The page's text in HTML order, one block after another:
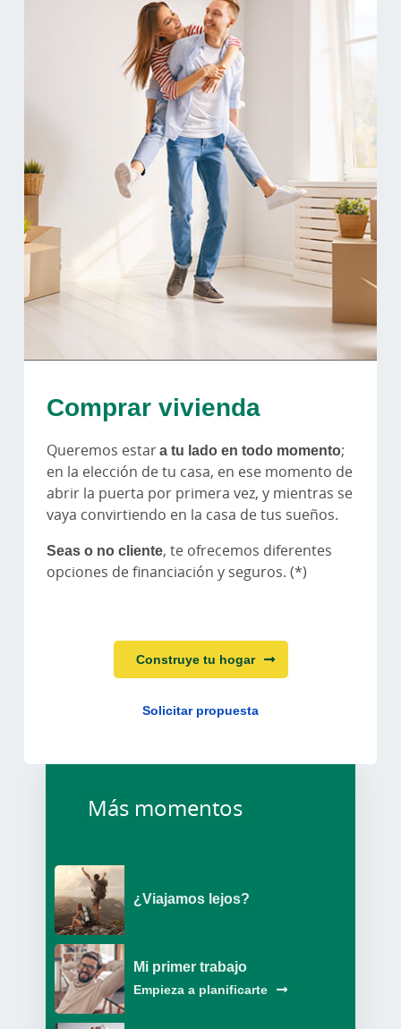
Comprar vivienda
Queremos estara tu lado en todo momento;
en la elección de tu casa, en ese momento de
abrir la puerta por primera vez, y mientras se
vaya convirtiendo en la casa de tus sueños.
Seas o no cliente, te ofrecemos diferentes
opciones de financiación y seguros. (*)
Construye tu hogar
Solicitar propuesta
Más momentos
¿Viajamos lejos?
Mi primer trabajo
Empieza a planificarte